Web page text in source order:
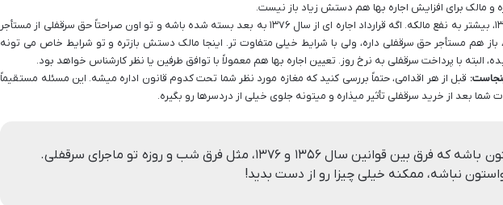
و مالک برای افزایش اجاره بها هم دستش زیاد باز نیست.
اما قانون سال ۱۳۷۶، بیشتر به نفع مالکه. اگه قرارداد اجاره ای از سال ۱۳۷۶ به بعد بسته شده باشه و تو اون صراحتاً حق سرقفلی از مستأجر
هم مستأجر حق سرقفلی داره، ولی با شرایط خیلی متفاوت تر. اینجا مالک دستش بازتره و تو شرایط خاص می تونه
البته با پرداخت سرقفلی به نرخ روز. تعیین اجاره بها هم معمولاً با توافق طرفین یا نظر کارشناس خواهد بود.
قبل از هر اقدامی، حتماً بررسی کنید که مغازه مورد نظر شما تحت کدوم قانون اداره میشه. این مسئله مستقیماً
بعد از خرید سرقفلی تأثیر میذاره و میتونه جلوی خیلی از دردسرها رو بگیره.
حواستون باشه که فرق بین قوانین سال ۱۳۵۶ و ۱۳۷۶، مثل فرق شب و روزه تو ماجرای سرقفلی.
نباشه، ممکنه خیلی چیزا رو از دست بدید!